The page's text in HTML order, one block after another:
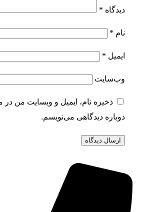
دیدگاه *
نام *
ایمیل *
وب‌سایت
ذخیره نام، ایمیل و وبسایت من در
دوباره دیدگاهی می‌نویسم.